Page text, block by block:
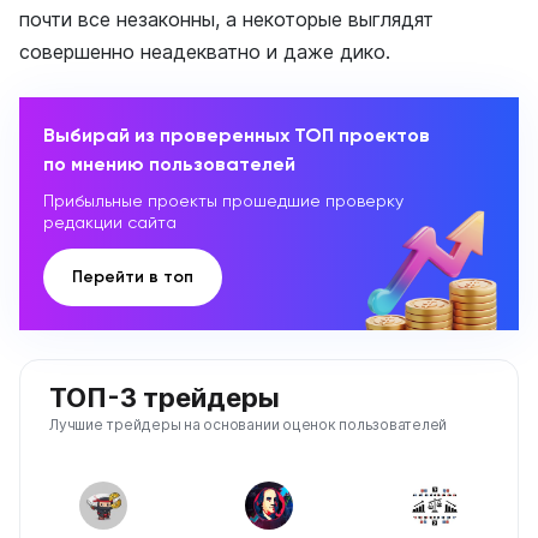
почти все незаконны, а некоторые выглядят
совершенно неадекватно и даже дико.
Выбирай из проверенных ТОП проектов
по мнению пользователей
Прибыльные проекты прошедшие проверку
редакции сайта
Перейти в топ
ТОП-3 трейдеры
Лучшие трейдеры на основании оценок пользователей